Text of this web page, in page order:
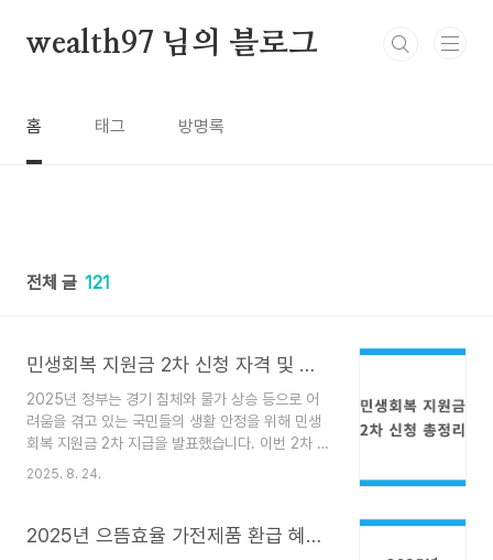
wealth97 님의 블로그
홈 태그 방명록
전체 글 121
민생회복 지원금 2차 신청 자격 및 조건 총정리
2025년 정부는 경기 침체와 물가 상승 등으로 어
려움을 겪고 있는 국민들의 생활 안정을 위해 민생
회복 지원금 2차 지급을 발표했습니다. 이번 2차 지
원금은 보다 세분화된 지원 기준과 대상 확대를 통
신청 자격, 지원 조건, 신청 방법, 지급금액, 지급 방
2025. 8. 24.
2025년 으뜸효율 가전제품 환급 혜택 총정리｜최대 30만원 환급